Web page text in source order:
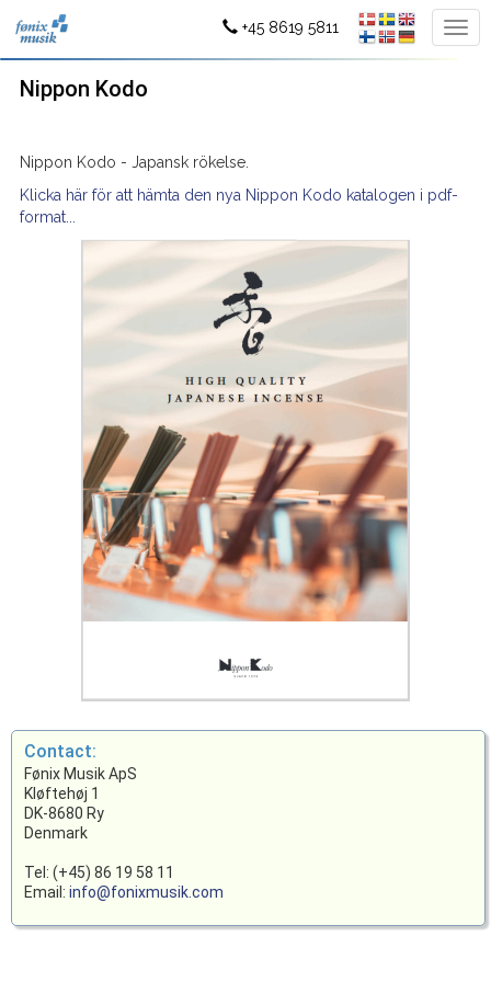
+45 8619 5811
Nippon Kodo
Nippon Kodo - Japansk rökelse.
Klicka här för att hämta den nya Nippon Kodo katalogen i pdf-
format...
Contact:
Fønix Musik ApS
Kløftehøj 1
DK-8680 Ry
Denmark
Tel: (+45) 86 19 58 11
Email: info@fonixmusik.com